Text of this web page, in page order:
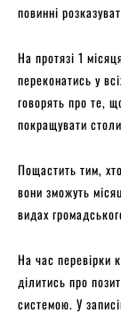
повинні
На протязі 1
переконатись у
говорять про те,
покращувати
Пощастить тим,
вони зможуть
видах
На час перевірки
ділитись про
системою. У